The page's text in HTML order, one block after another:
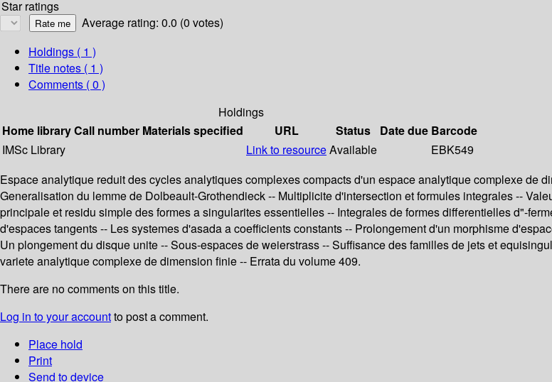
Star ratings
Average rating: 0.0 (0 votes)
Holdings ( 1 )
Title notes ( 1 )
Comments ( 0 )
Holdings
Home libraryCall number Materials specified URL Status Date due Barcode
IMSc Library
Link to resourceAvailable
EBK549
Espace analytique reduit des cycles analytiques complexes compacts d'un espace analytique complexe de
Generalisation du lemme de Dolbeault-Grothendieck -- Multiplicite d'intersection et formules integrales --
principale et residu simple des formes a singularites essentielles -- Integrales de formes differentielles d"-
d'espaces tangents -- Les systemes d'asada a coefficients constants -- Prolongement d'un morphisme
Un plongement du disque unite -- Sous-espaces de weierstrass -- Suffisance des familles de jets et
variete analytique complexe de dimension finie -- Errata du volume 409.
There are no comments on this title.
Log in to your accountto post a comment.
Place hold
Print
Send to device